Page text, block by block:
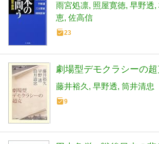
雨宮処凛 照屋寛徳 早野透
恵 佐高信
23
劇場型デモクラシーの
藤井裕久 早野透 筒井清忠
9